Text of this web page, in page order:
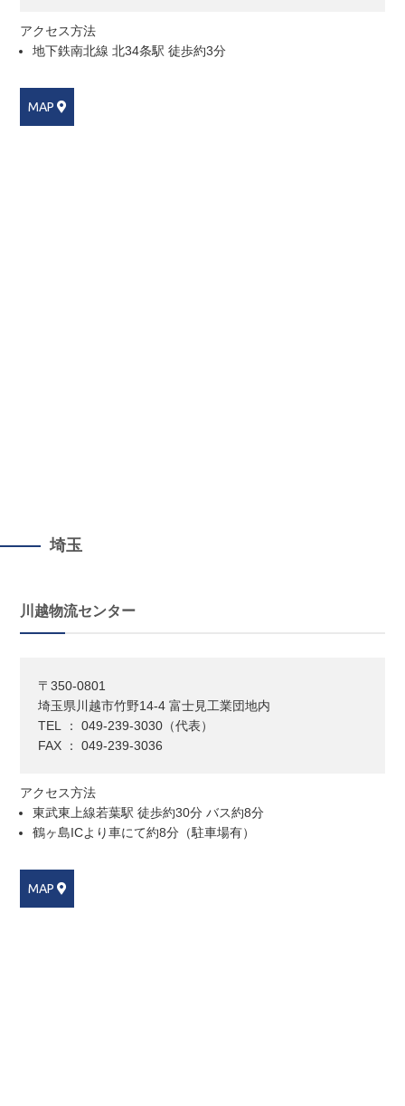
アクセス方法
地下鉄南北線 北34条駅 徒歩約3分
MAP
埼玉
川越物流センター
〒350-0801
埼玉県川越市竹野14-4 富士見工業団地内
TEL ： 049-239-3030（代表）
FAX ： 049-239-3036
アクセス方法
東武東上線若葉駅 徒歩約30分 バス約8分
鶴ヶ島ICより車にて約8分（駐車場有）
MAP